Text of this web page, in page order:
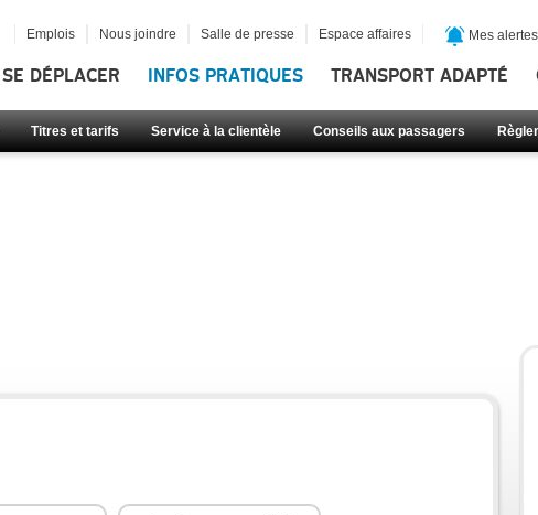
SE DÉPLACER INFOS PRATIQUES TRANSPORT ADAPTÉ
Titres et tarifs Service à la clientèle Conseils aux passagers
Emplois Nous joindre Salle de presse Espace affaires Mes alertes